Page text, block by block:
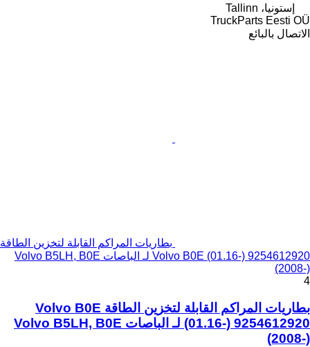
إستونيا، Tallinn
TruckParts Eesti OÜ
الاتصال بالبائع
بطاريات المراكم القابلة لتخزين الطاقة
Volvo B0E (01.16-) 9254612920 لـ الباصات Volvo B5LH, B0E
(2008-)
4
بطاريات المراكم القابلة لتخزين الطاقة Volvo B0E
(01.16-) 9254612920 لـ الباصات Volvo B5LH, B0E
(2008-)